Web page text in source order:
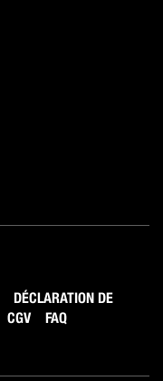
DÉCLARATION DE
CGV FAQ